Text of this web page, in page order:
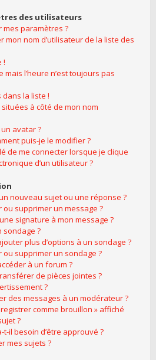
des utilisateurs
mes paramètres ?
mon nom d’utilisateur de la liste des
!
mais l’heure n’est toujours pas
dans la liste !
à côté de mon nom
avatar ?
puis-je le modifier ?
de me connecter lorsque je clique
d’un utilisateur ?
nouveau sujet ou une réponse ?
supprimer un message ?
signature à mon message ?
sondage ?
plus d’options à un sondage ?
supprimer un sondage ?
à un forum ?
de pièces jointes ?
?
des messages à un modérateur ?
comme brouillon » affiché
?
il besoin d’être approuvé ?
mes sujets ?